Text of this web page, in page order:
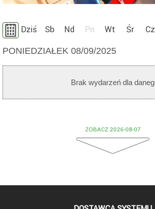
Dziś Sb Nd Pn Wt Śr Cz
PONIEDZIAŁEK 08/09/2025
Brak wydarzeń dla
ZOBACZ 2026-08-07